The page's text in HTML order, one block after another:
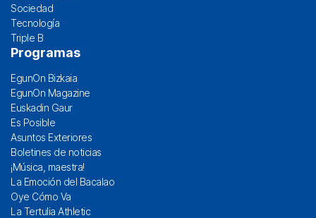
Sociedad
Tecnología
Triple B
Programas
EgunOn Bizkaia
EgunOn Magazine
Euskadin Gaur
Es Posible
Asuntos Exteriores
Boletines de noticias
¡Música, maestra!
La Emoción del Bacalao
Oye Cómo Va
La Tertulia Athletic